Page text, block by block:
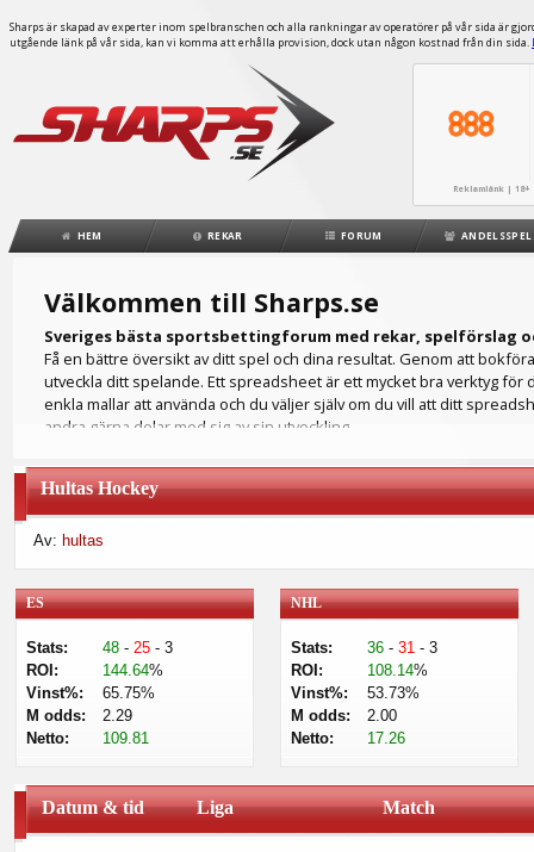
Sharps är skapad av experter inom spelbranschen och alla rankningar av operatörer på vår sida är
utgående länk på vår sida, kan vi komma att erhålla provision, dock utan någon kostnad från din sida.
Reklamlänk |
HEM REKAR FORUM ANDELSSPEL
Välkommen till Sharps.se
Sveriges bästa sportsbettingforum med rekar, spelförslag
Få en bättre översikt av ditt spel och dina resultat. Genom att
utveckla ditt spelande. Ett spreadsheet är ett mycket bra verktyg
enkla mallar att använda och du väljer själv om du vill att ditt
andra gärna delar med sig av sin utveckling.
på ett flertal olika spelbolag och då är det bra att hålla all
du för att kunna analysera ditt spelande. Ett detaljrikt spreadsheet
Du kanske föredrar att lägga dina spel på fotboll men ditt
ditt fokus. Ett spreadsheet är nyckeln till framgångsrikt spelande.
Hultas Hockey
Av: hultas
ES
Stats: 48 -25 - 3
ROI:
144.64%
Vinst%:
65.75%
M odds:
2.29
Netto:
109.81
NHL
Stats: 36 -31 - 3
ROI:
108.14%
Vinst%:
53.73%
M odds:
2.00
Netto:
17.26
Datum & tid Liga Match